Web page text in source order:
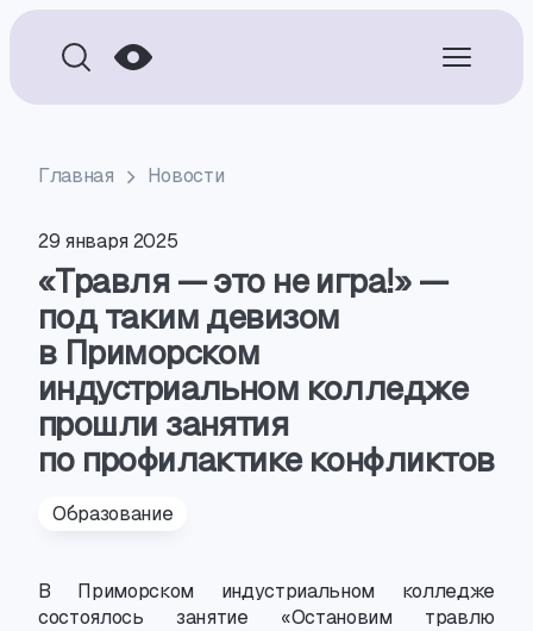
Главная Новости
29 января 2025
«Травля — это не игра!» —
под таким девизом
в Приморском
индустриальном колледже
прошли занятия
по профилактике конфликтов
Образование
В Приморском индустриальном колледже
состоялось занятие «Остановим травлю